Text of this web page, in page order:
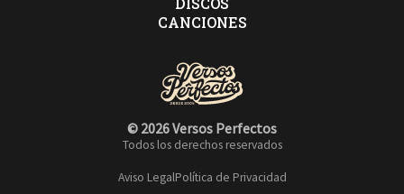
salgo al final como M.Bison.
CANCIONES
© 2026 Versos Perfectos
Todos los derechos reservados
Aviso LegalPolítica de Privacidad